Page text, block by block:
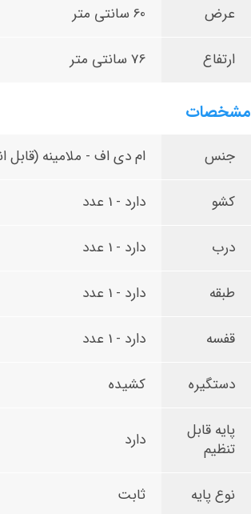
عرض 60 سانتی متر
ارتفاع 76 سانتی متر
مشخصات
جنس ام دی اف - ملامینه (قابل
کشو دارد - 1 عدد
درب دارد - 1 عدد
طبقه دارد - 1 عدد
قفسه دارد - 1 عدد
دستگیره کشیده
پایه قابل
تنظیم
دارد
نوع پایه ثابت